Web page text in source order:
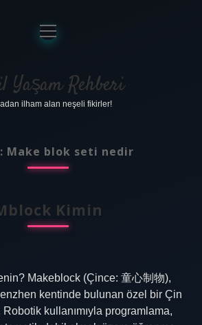
Anasayfa
Gizlilik Politikası
Yasal Uyarı
menüyü
aç
Yaşam Rehberi
ilham alan neşeli fikirler!
Make blok seti nedir
Kimin
Makeblock (Çince: 童心制物),
kentinde bulunan özel bir Çin
kullanımıyla programlama,